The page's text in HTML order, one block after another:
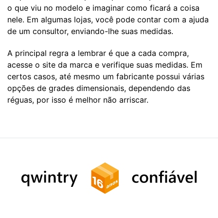
o que viu no modelo e imaginar como ficará a coisa
nele. Em algumas lojas, você pode contar com a ajuda
de um consultor, enviando-lhe suas medidas.
A principal regra a lembrar é que a cada compra,
acesse o site da marca e verifique suas medidas. Em
certos casos, até mesmo um fabricante possui várias
opções de grades dimensionais, dependendo das
réguas, por isso é melhor não arriscar.